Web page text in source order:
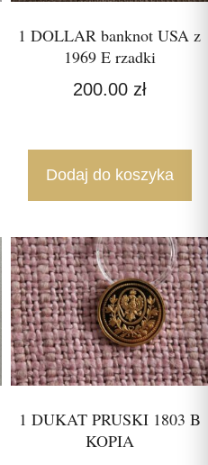
1 DOLLAR banknot USA z
1969 E rzadki
200.00 zł
Dodaj do koszyka
1 DUKAT PRUSKI 1803 B
KOPIA